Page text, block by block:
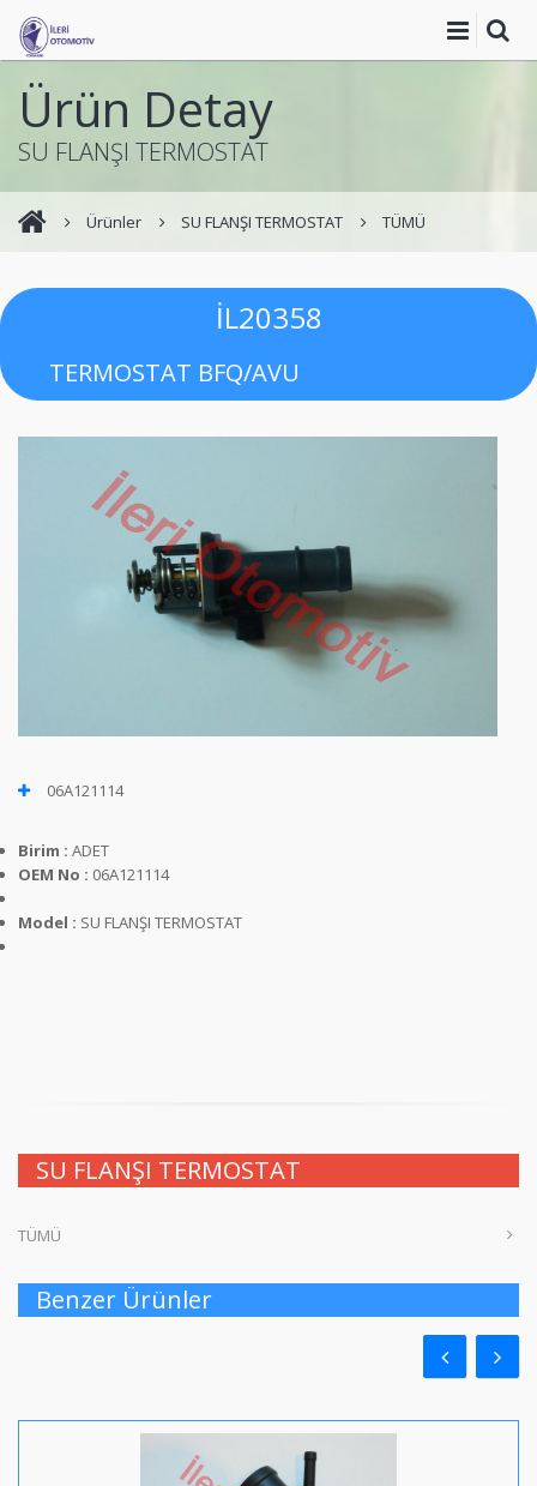
Ürün Detay
SU FLANŞI TERMOSTAT
Ürünler SU FLANŞI TERMOSTAT TÜMÜ
İL20358
TERMOSTAT BFQ/AVU
06A121114
Birim : ADET
OEM No : 06A121114
Model : SU FLANŞI TERMOSTAT
SU FLANŞI TERMOSTAT
TÜMÜ
Benzer Ürünler